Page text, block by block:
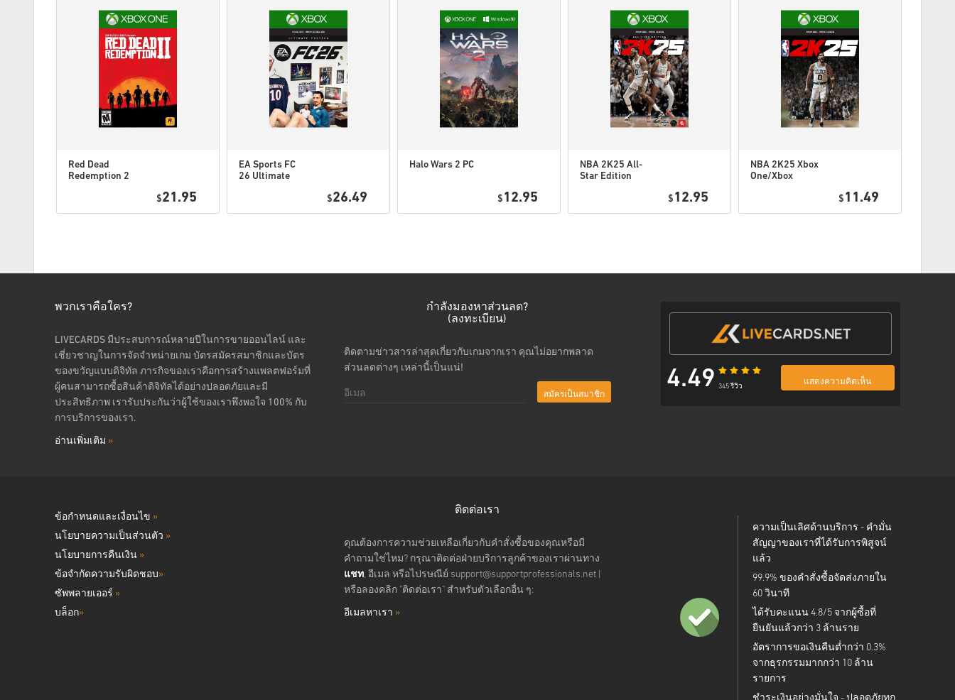
ดูคู่มือสั้น ๆ ด้านบน หรือทำตามขั้นตอนด้านล่าง 👇
• เลือกสินค้า
• กรอกอีเมลของคุณ
Red Dead
Redemption 2
$21.95
EA Sports FC
26 Ultimate
Series X|S
$26.49
Halo Wars 2 PC
$ 12.95
NBA 2K25 All-
Star Edition
$ 12.95
NBA 2K25 Xbox
One/Xbox
$ 11.49
พวกเราคือใคร?
LIVECARDS มีประสบการณ์หลายปีในการขายออนไลน์ และ
เชี่ยวชาญในการจัดจำหน่ายเกม บัตรสมัครสมาชิกและบัตร
ของขวัญแบบดิจิทัล ภารกิจของเราคือการสร้างแพลตฟอร์มที่
ผู้คนสามารถซื้อสินค้าดิจิทัลได้อย่างปลอดภัยและมี
ประสิทธิภาพ เรารับประกันว่าผู้ใช้ของเราพึงพอใจ 100% กับ
การบริการของเรา.
อ่านเพิ่มเติม »
กำลังมองหาส่วนลด?
(ลงทะเบียน)
ติดตามข่าวสารล่าสุดเกี่ยวกับเกมจากเรา คุณไม่อยากพลาด
ส่วนลดต่างๆ เหล่านี้เป็นแน่!
สมัครเป็นสมาชิก
4.49 345 รีวิว
แสดงความคิดเห็น
ข้อกำหนดและเงื่อนไข »
นโยบายความเป็นส่วนตัว »
นโยบายการคืนเงิน »
ข้อจำกัดความรับผิดชอบ»
ซัพพลายเออร์ »
บล็อก»
ติดต่อเรา
คุณต้องการความช่วยเหลือเกี่ยวกับคำสั่งซื้อของคุณหรือมี
คำถามใช่ไหม? กรุณาติดต่อฝ่ายบริการลูกค้าของเราผ่านทาง
แชท, อีเมล หรือไปรษณีย์ support@supportprofessionals.net|
หรือลองคลิก "ติดต่อเรา" สำหรับตัวเลือกอื่น ๆ:
อีเมลหาเรา »
ความเป็นเลิศด้านบริการ - คำมั่น
สัญญาของเราที่ได้รับการพิสูจน์
แล้ว
99.9% ของคำสั่งซื้อจัดส่งภายใน
60 วินาที
ได้รับคะแนน 4.8/5 จากผู้ซื้อที่
ยืนยันแล้วกว่า 3 ล้านราย
อัตราการขอเงินคืนต่ำกว่า 0.3%
จากธุรกรรมมากกว่า 10 ล้าน
รายการ